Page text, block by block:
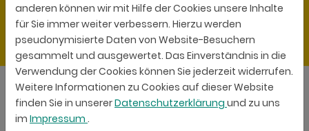
anderen können wir mit Hilfe der Cookies unsere Inhalte
für Sie immer weiter verbessern. Hierzu werden
pseudonymisierte Daten von Website-Besuchern
gesammelt und ausgewertet. Das Einverständnis in die
Verwendung der Cookies können Sie jederzeit widerrufen.
Weitere Informationen zu Cookies auf dieser Website
finden Sie in unsererDatenschutzerklärung und zu uns
im Impressum .